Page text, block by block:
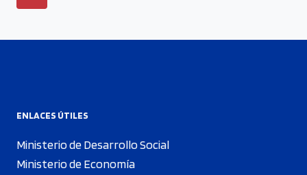
ENLACES ÚTILES
Ministerio de Desarrollo Social
Ministerio de Economía